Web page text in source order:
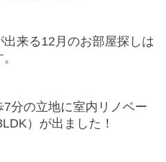
来る12月のお部屋探しは
分の立地に室内リノベー
）が出ました！